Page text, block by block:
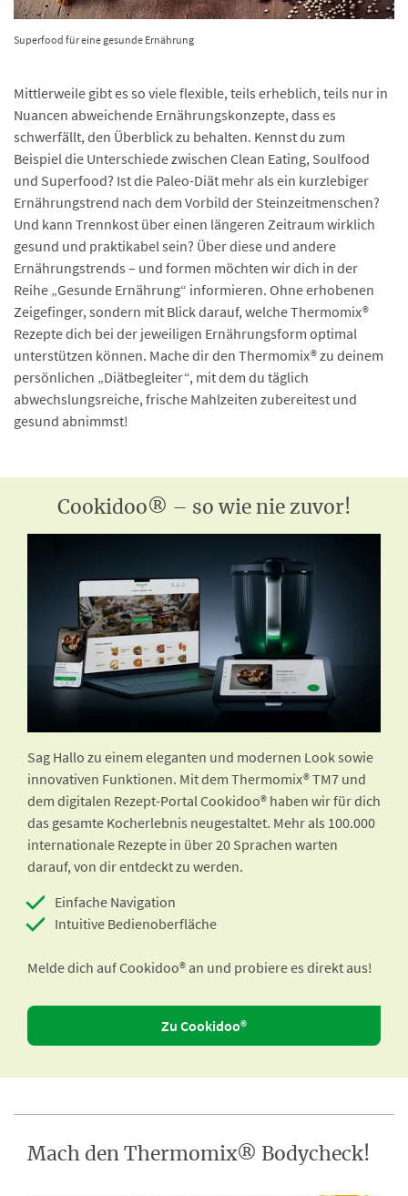
Superfood für eine gesunde Ernährung
Mittlerweile gibt es so viele flexible, teils erheblich, teils nur in
Nuancen abweichende Ernährungskonzepte, dass es
schwerfällt, den Überblick zu behalten. Kennst du zum
Beispiel die Unterschiede zwischen Clean Eating, Soulfood
und Superfood? Ist die Paleo-Diät mehr als ein kurzlebiger
Ernährungstrend nach dem Vorbild der Steinzeitmenschen?
Und kann Trennkost über einen längeren Zeitraum wirklich
gesund und praktikabel sein? Über diese und andere
Ernährungstrends – und formen möchten wir dich in der
Reihe „Gesunde Ernährung“ informieren. Ohne erhobenen
Zeigefinger, sondern mit Blick darauf, welche Thermomix®
Rezepte dich bei der jeweiligen Ernährungsform optimal
unterstützen können. Mache dir den Thermomix® zu deinem
persönlichen „Diätbegleiter“, mit dem du täglich
abwechslungsreiche, frische Mahlzeiten zubereitest und
gesund abnimmst!
Cookidoo® – so wie nie zuvor!
Sag Hallo zu einem eleganten und modernen Look sowie
innovativen Funktionen. Mit dem Thermomix® TM7 und
dem digitalen Rezept-Portal Cookidoo® haben wir für dich
das gesamte Kocherlebnis neugestaltet. Mehr als 100.000
internationale Rezepte in über 20 Sprachen warten
darauf, von dir entdeckt zu werden.
Einfache Navigation
Intuitive Bedienoberfläche
Melde dich auf Cookidoo® an und probiere es direkt aus!
Zu Cookidoo®
Mach den Thermomix® Bodycheck!